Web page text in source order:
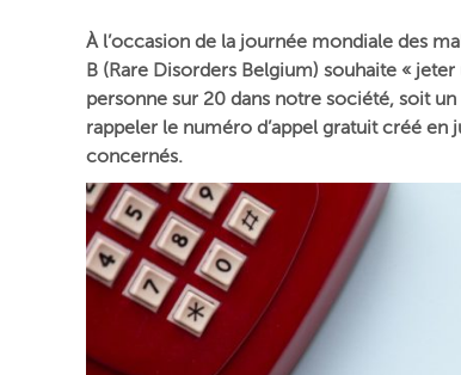
À l’occasion de la journée mondiale des
B (Rare Disorders Belgium) souhaite «
personne sur 20 dans notre société, soit
rappeler le numéro d’appel gratuit créé en
concernés.